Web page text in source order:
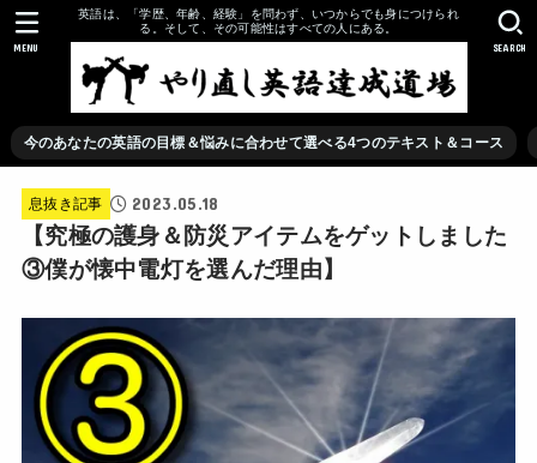
英語は、「学歴、年齢、経験」を問わず、いつからでも身につけられ
る。そして、その可能性はすべての人にある。
今のあなたの英語の目標＆悩みに合わせて選べる4つのテキスト＆コース
SEARCH
MENU
息抜き記事 2023.05.18
【究極の護身＆防災アイテムをゲットしました
③僕が懐中電灯を選んだ理由】